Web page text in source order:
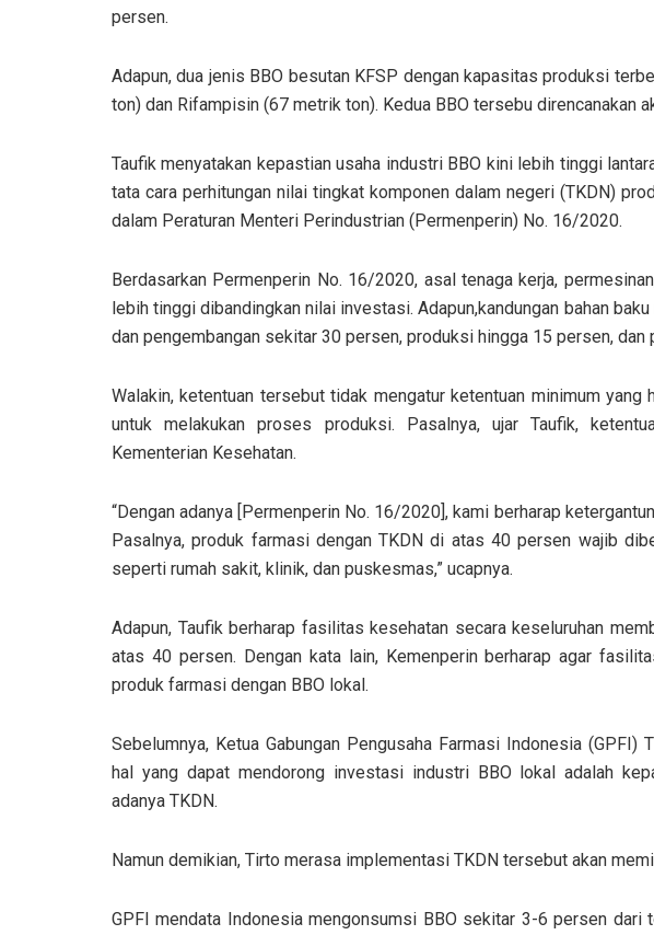
persen.
Adapun, dua jenis BBO besutan KFSP dengan kapasitas produksi
ton) dan Rifampisin (67 metrik ton). Kedua BBO tersebu direncanakan
Taufik menyatakan kepastian usaha industri BBO kini lebih tinggi
tata cara perhitungan nilai tingkat komponen dalam negeri (TKDN)
dalam Peraturan Menteri Perindustrian (Permenperin) No. 16/2020.
Berdasarkan Permenperin No. 16/2020, asal tenaga kerja,
lebih tinggi dibandingkan nilai investasi. Adapun,kandungan bahan
dan pengembangan sekitar 30 persen, produksi hingga 15 persen, dan
Walakin, ketentuan tersebut tidak mengatur ketentuan minimum
untuk melakukan proses produksi. Pasalnya, ujar Taufik,
Kementerian Kesehatan.
“Dengan adanya [Permenperin No. 16/2020], kami berharap
Pasalnya, produk farmasi dengan TKDN di atas 40 persen wajib
seperti rumah sakit, klinik, dan puskesmas,” ucapnya.
Adapun, Taufik berharap fasilitas kesehatan secara keseluruhan
atas 40 persen. Dengan kata lain, Kemenperin berharap agar
produk farmasi dengan BBO lokal.
Sebelumnya, Ketua Gabungan Pengusaha Farmasi Indonesia (GPFI)
hal yang dapat mendorong investasi industri BBO lokal adalah
adanya TKDN.
Namun demikian, Tirto merasa implementasi TKDN tersebut akan
GPFI mendata Indonesia mengonsumsi BBO sekitar 3-6 persen dari